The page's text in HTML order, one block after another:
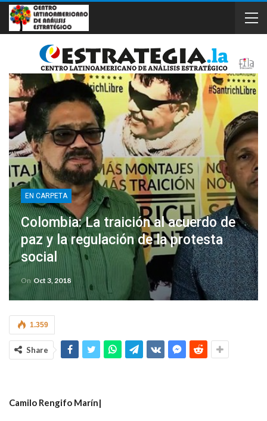
EN CARPETA
Colombia: La traición al acuerdo de
paz y la regulación de la protesta
social
On Oct 3, 2018
1.359
Share
Camilo Rengifo Marín|